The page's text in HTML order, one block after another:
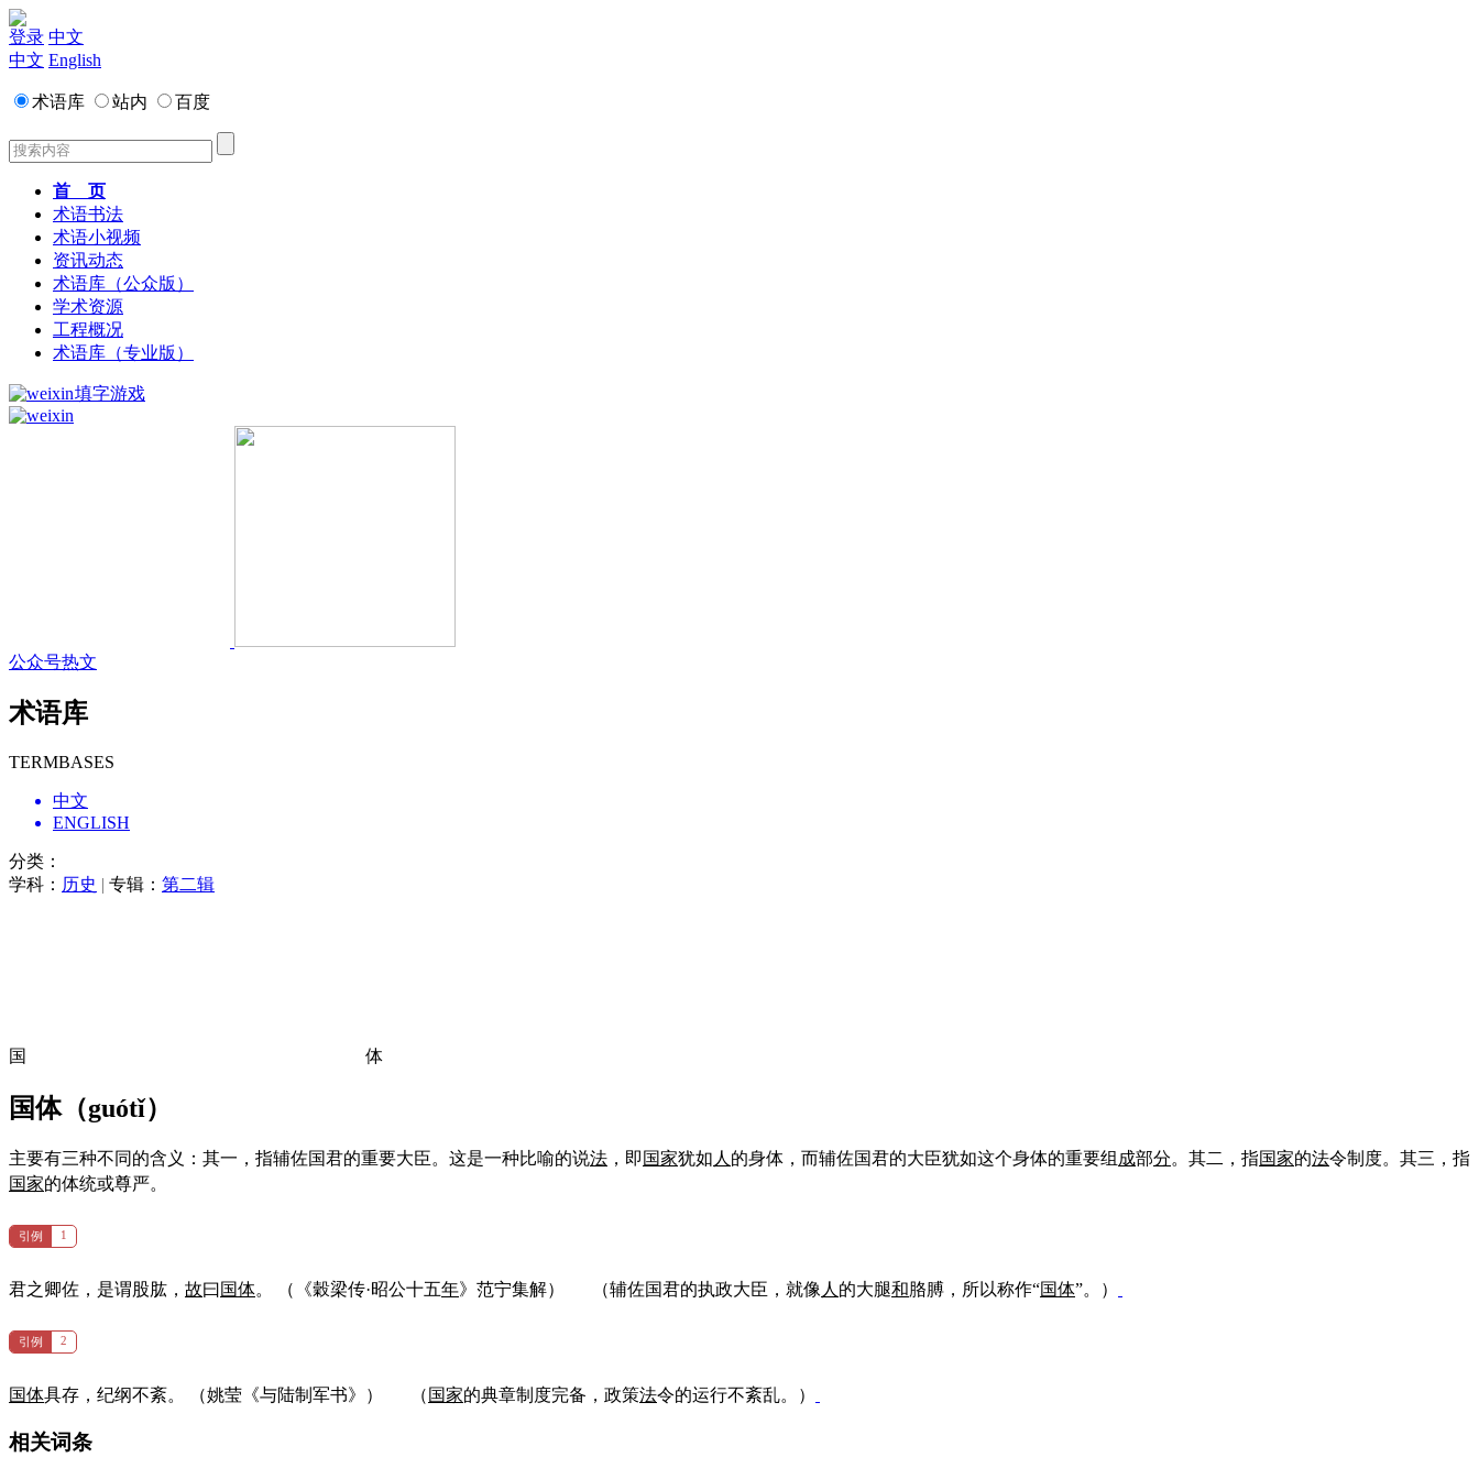
登录 中文
中文 English
术语库 站内 百度
首 页
术语书法
术语小视频
资讯动态
术语库（公众版）
学术资源
工程概况
术语库（专业版）
填字游戏
公众号热文
术语库
TERMBASES
中文
ENGLISH
分类：
学科： 历史 | 专辑： 第二辑
国 体
国体（guótǐ）
主要有三种不同的含义：其一，指辅佐国君的重要大臣。这是一种比喻的说法 ，即 国家犹如 人 的身体，而辅佐国君的大臣犹如这个身体的重要组 成部分。其二，指国家的法令制度。其三，指
国家的体统或尊严。
引例 1
君之卿佐，是谓股肱， 故曰国体。 （《穀梁传·昭公十五年》范宁集解） （辅佐国君的执政大臣，就像 人 的大腿和胳膊，所以称作“国体”。）
引例 2
国体具存，纪纲不紊。 （姚莹《与陆制军书》） （ 国家的典章制度完备，政策法令的运行不紊乱。）
相关词条